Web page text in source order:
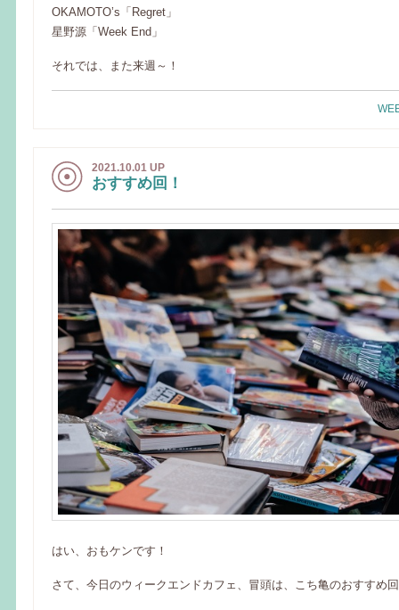
OKAMOTO’s「Regret」
星野源「Week End」
それでは、また来週～！
2021.10.01 UP
おすすめ回！
はい、おもケンです！
さて、今日のウィークエンドカフェ、冒頭は、こち亀のおすすめ